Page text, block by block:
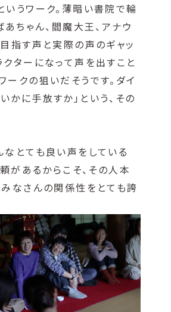
いうワーク。薄暗い書院で輪
ちゃん、閻魔大王、アナウ
指す声と実際の声のギャッ
ターになって声を出すこと
クの狙いだそうです。ダイ
に手放すか」という、その
なとても良い声をしている
があるからこそ、その人本
なさんの関係性をとても誇